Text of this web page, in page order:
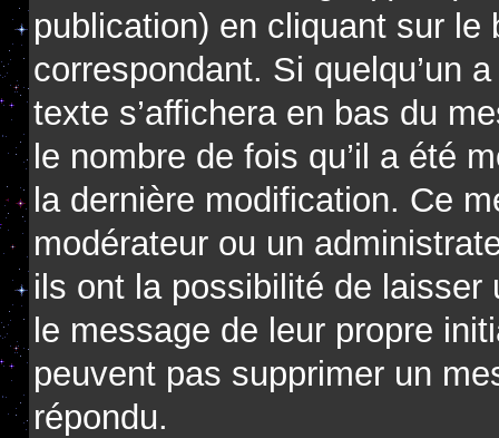
publication) en cliquant sur le
correspondant. Si quelqu’un
texte s’affichera en bas du
le nombre de fois qu’il a été
la dernière modification. Ce
modérateur ou un
ils ont la possibilité de laisser
le message de leur propre
peuvent pas supprimer un
répondu.